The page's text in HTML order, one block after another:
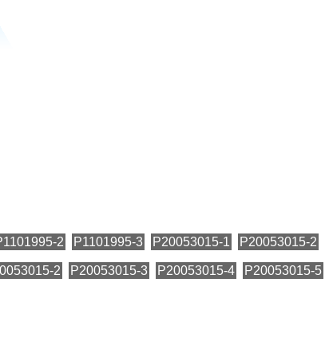
2 P1101995-3 P20053015-1 P20053015-2
2 P20053015-3 P20053015-4 P20053015-5